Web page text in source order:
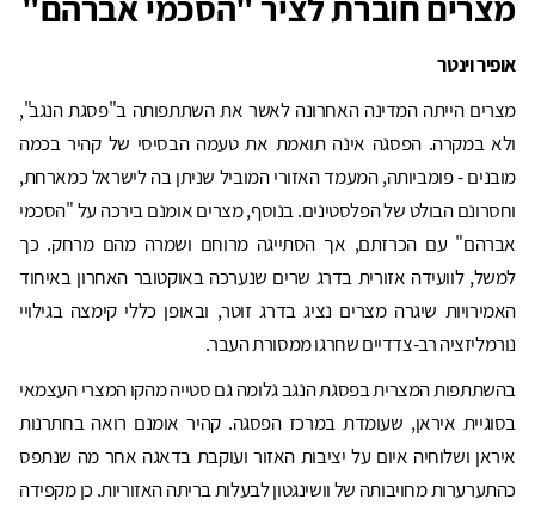
אופיר וינטר
מצרים הייתה המדינה האחרונה לאשר את השתתפותה ב"פסגת הנגב",
ולא במקרה. הפסגה אינה תואמת את טעמה הבסיסי של קהיר בכמה
מובנים - פומביותה, המעמד האזורי המוביל שניתן בה לישראל כמארחת,
וחסרונם הבולט של הפלסטינים. בנוסף, מצרים אומנם בירכה על "הסכמי
אברהם" עם הכרזתם, אך הסתייגה מרוחם ושמרה מהם מרחק. כך
למשל, לוועידה אזורית בדרג שרים שנערכה באוקטובר האחרון באיחוד
האמירויות שיגרה מצרים נציג בדרג זוטר, ובאופן כללי קימצה בגילויי
נורמליזציה רב-צדדיים שחרגו ממסורת העבר.
בהשתתפות המצרית בפסגת הנגב גלומה גם סטייה מהקו המצרי העצמאי
בסוגיית איראן, שעומדת במרכז הפסגה. קהיר אומנם רואה בחתרנות
איראן ושלוחיה איום על יציבות האזור ועוקבת בדאגה אחר מה שנתפס
כהתערערות מחויבותה של וושינגטון לבעלות בריתה האזוריות. כן מקפידה